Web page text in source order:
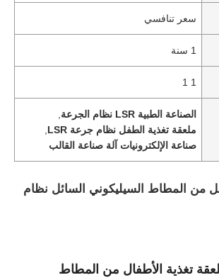
سعر تنافسي
1 سنة
1 1
الصناعة الطبية LSR نظام الجرعة
ملعقة تغذية الطفل نظام جرعة LSR
صناعة الإلكترونيات آلة صناعة القالب
من المطاط السيليكوني السائل نظام
تغذية الأطفال من المطاط